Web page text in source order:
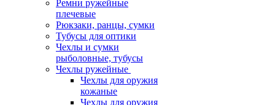
Ремни ружейные
плечевые
Рюкзаки, ранцы, сумки
Тубусы для оптики
Чехлы и сумки
рыболовные, тубусы
Чехлы ружейные
Чехлы для оружия
кожаные
Чехлы для оружия